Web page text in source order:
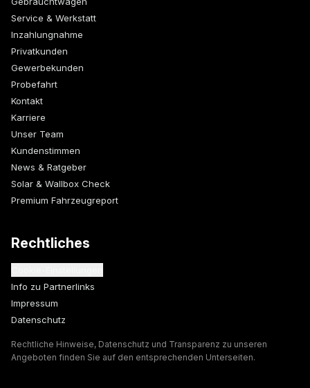
Service & Werkstatt
Inzahlungnahme
Privatkunden
Gewerbekunden
Probefahrt
Kontakt
Karriere
Unser Team
Kundenstimmen
News & Ratgeber
Solar & Wallbox Check
Premium Fahrzeugreport
Rechtliches
Info zu Partnerlinks
Impressum
Datenschutz
Rechtliche Hinweise, Datenschutz und Transparenz zu unseren
Angeboten finden Sie auf den entsprechenden Unterseiten.